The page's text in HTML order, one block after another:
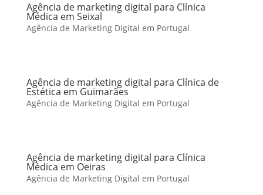
Agência de marketing digital para Clínica
Médica em Seixal
Agência de Marketing Digital em Portugal
Agência de marketing digital para Clínica de
Estética em Guimarães
Agência de Marketing Digital em Portugal
Agência de marketing digital para Clínica
Médica em Oeiras
Agência de Marketing Digital em Portugal